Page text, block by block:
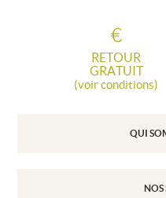
RETOUR
GRATUIT
(voir conditions)
QUI
NOS